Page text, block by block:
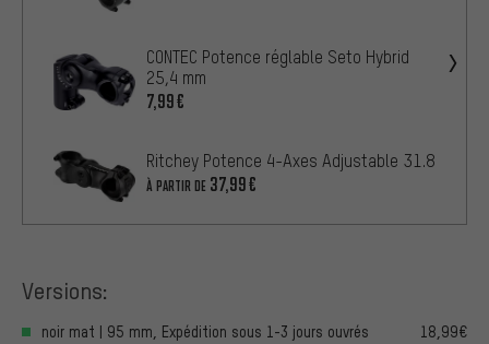
CONTEC Potence réglable Seto Hybrid
25,4 mm
7,99€
Ritchey Potence 4-Axes Adjustable 31.8
À PARTIR DE 37,99€
Versions:
noir mat | 95 mm, Expédition sous 1-3 jours ouvrés
18,99€